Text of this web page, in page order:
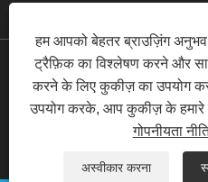
कॉपीराइट 2020 गुआंगज़ौ स्पीड इंटरनेशनल
अंगोला डोर टू डोर सर्विस, ब्रेक बल्क
हम आपको बेहतर ब्राउज़िंग
ट्रैफ़िक का विश्लेषण करने और
करने के लिए कुकीज़ का उपयोग
उपयोग करके, आप कुकीज़ के हमारे
गोपनीयता
अस्वीकार करना